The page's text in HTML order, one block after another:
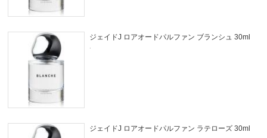
ジェイドJ ロアオードパルファン ブランシュ 30ml
.
ジェイドJ ロアオードパルファン ラテローズ 30ml